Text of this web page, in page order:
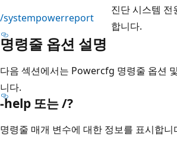
/systempowerreport
진단 시스템 전
합니다.
명령줄 옵션 설명
다음 섹션에서는 Powercfg 명령줄 옵션
니다.
-help 또는 /?
명령줄 매개 변수에 대한 정보를 표시합니